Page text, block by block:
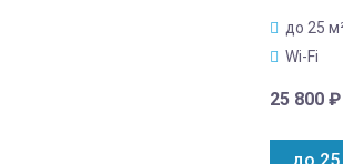
до 25
Wi-Fi
25 800 ₽